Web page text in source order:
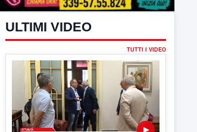
ULTIMI VIDEO
TUTTI I VIDEO